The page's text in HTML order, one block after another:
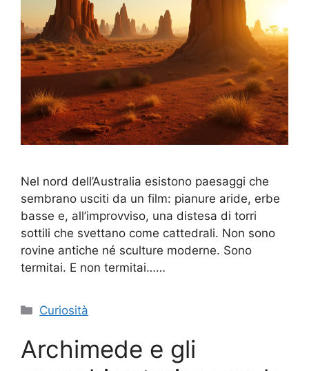
Nel nord dell’Australia esistono paesaggi che
sembrano usciti da un film: pianure aride, erbe
basse e, all’improvviso, una distesa di torri
sottili che svettano come cattedrali. Non sono
rovine antiche né sculture moderne. Sono
termitai. E non termitai……
Categorie
Curiosità
Archimede e gli